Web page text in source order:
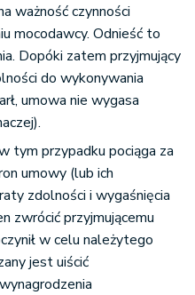
ważność czynności
mocodawcy. Odnieść to
Dopóki zatem przyjmujący
do wykonywania
umowa nie wygasa
tym przypadku pociąga za
umowy (lub ich
zdolności i wygaśnięcia
zwrócić przyjmującemu
w celu należytego
jest uiścić